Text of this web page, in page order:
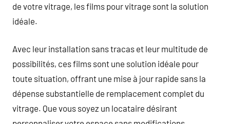
de votre vitrage, les films pour vitrage sont la solution
idéale.
Avec leur installation sans tracas et leur multitude de
possibilités, ces films sont une solution idéale pour
toute situation, offrant une mise à jour rapide sans la
dépense substantielle de remplacement complet du
vitrage. Que vous soyez un locataire désirant